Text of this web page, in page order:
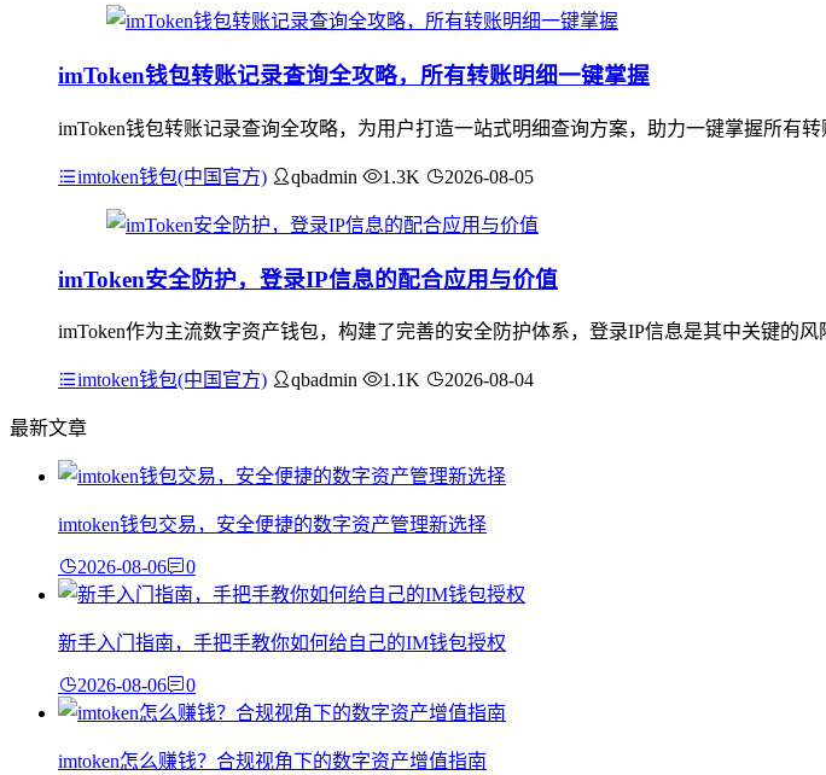
imToken钱包转账记录查询全攻略，所有转账明细一键掌握
imToken钱包转账记录查询全攻略，为用户打造一站式明细查询方案，助力一键掌握所有
imtoken钱包(中国官方) qbadmin 1.3K 2026-08-05
imToken安全防护，登录IP信息的配合应用与价值
imToken作为主流数字资产钱包，构建了完善的安全防护体系，登录IP信息是其中关键的
imtoken钱包(中国官方) qbadmin 1.1K 2026-08-04
最新文章
imtoken钱包交易，安全便捷的数字资产管理新选择
2026-08-06 0
新手入门指南，手把手教你如何给自己的IM钱包授权
2026-08-06 0
imtoken怎么赚钱？合规视角下的数字资产增值指南